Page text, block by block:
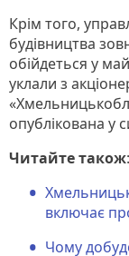
Крім того,
будівництва
обійдеться у
уклали з
опублікована у
Читайте також:
включає
Чому